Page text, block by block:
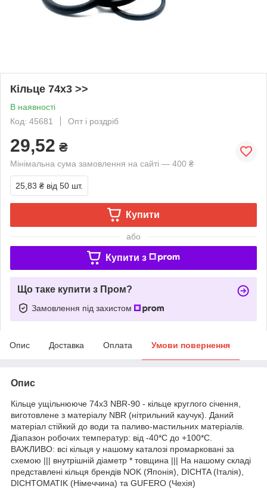
Кільце 74х3 >>
В наявності
Код: 45681
Опт і роздріб
29,52 ₴
Мінімальна сума замовлення на сайті — 400 ₴
25,83 ₴ від 50 шт.
Купити
або
Купити з
Що таке купити з Пром?
Замовлення під захистом
Опис Доставка Оплата Умови повернення
Опис
Кільце ущільнююче 74х3 NBR-90 - кільце круглого січення,
виготовлене з матеріалу NBR (нітрильний каучук). Даний
матеріал стійкий до води та паливо-мастильних матеріалів.
Діапазон робочих температур: від -40*С до +100*С.
ВАЖЛИВО: всі кільця у нашому каталозі промарковані за
схемою ||| внутрішній діаметр * товщина ||| На нашому складі
представлені кільця брендів NOK (Японія), DICHTA (Італія),
DICHTOMATIK (Німеччина) та GUFERO (Чехія)